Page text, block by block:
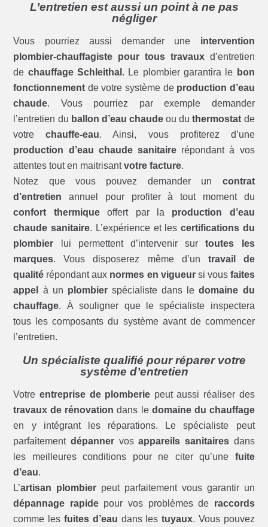
L’entretien est aussi un point à ne pas
négliger
Vous pourriez aussi demander une intervention
plombier-chauffagiste pour tous travauxd’entretien
de chauffage Schleithal . Le plombier garantira le bon
fonctionnement de votre système de production d’eau
chaude. Vous pourriez par exemple demander
l’entretien du ballon d’eau chaude ou duthermostat de
votrechauffe-eau. Ainsi, vous profiterez d’une
production d’eau chaude sanitaire répondant à vos
attentes tout en maitrisantvotre facture.
Notez que vous pouvez demander un contrat
d’entretien annuel pour profiter à tout moment du
confort thermiqueoffert par la production d’eau
chaude sanitaire. L’expérience et les certifications du
plombier lui permettent d’intervenir surtoutes les
marques. Vous disposerez même d’un travail de
qualité répondant aux normes en vigueursi vous faites
appel
à un plombierspécialiste dans ledomaine du
chauffage. À souligner que le spécialiste inspectera
tous les composants du système avant de commencer
l’entretien.
Un spécialiste qualifié pour réparer votre
système d’entretien
Votreentreprise de plomberie peut aussi réaliser des
travaux de rénovation dans le domaine du chauffage
en y intégrant les réparations. Le spécialiste peut
parfaitementdépanner vosappareils sanitairesdans
les meilleures conditions pour ne citer qu’une fuite
d’eau.
L’artisan plombier peut parfaitement vous garantir un
dépannage rapidepour vos problèmes de raccords
comme les fuites d’eau dans lestuyaux. Vous pouvez